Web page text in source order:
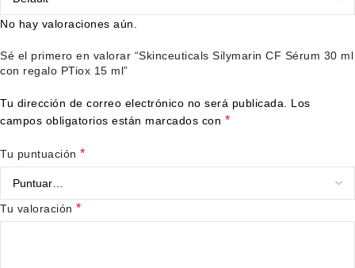
No hay valoraciones aún.
Sé el primero en valorar “Skinceuticals Silymarin CF Sérum 30 ml
con regalo PTiox 15 ml”
Tu dirección de correo electrónico no será publicada.
Los
campos obligatorios están marcados con *
Tu puntuación *
Tu valoración *